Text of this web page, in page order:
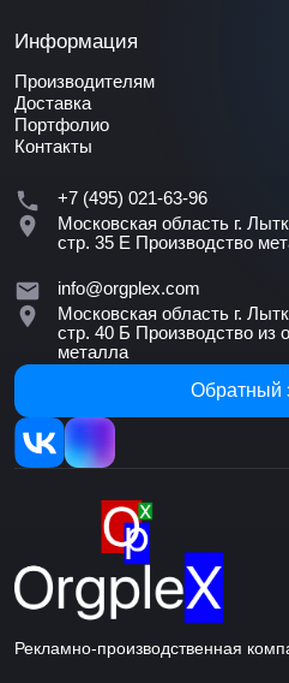
Информация
Производителям
Доставка
Портфолио
Контакты
+7 (495) 021-63-96
Московская область г.
стр. 35 Е Производство
info@orgplex.com
Московская область г.
стр. 40 Б Производство из
металла
Обратный
Рекламно-производственная